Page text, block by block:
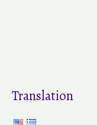
Translation